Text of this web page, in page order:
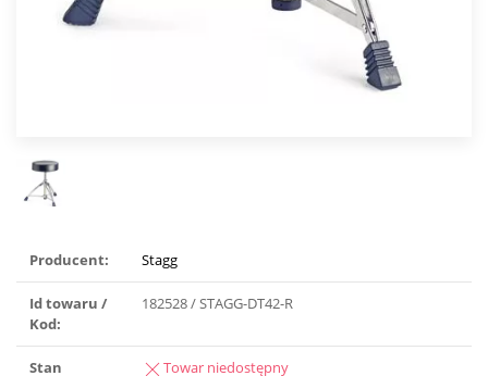
Producent: Stagg
Id towaru /
Kod:
182528 / STAGG-DT42-R
Stan
Towar niedostępny